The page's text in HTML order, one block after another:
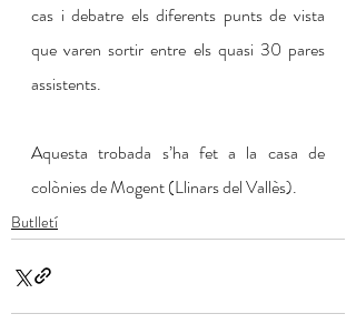
cas i debatre els diferents punts de vista
que varen sortir entre els quasi 30 pares
assistents.
Aquesta trobada s’ha fet a la casa de
colònies de Mogent (Llinars del Vallès).
Butlletí